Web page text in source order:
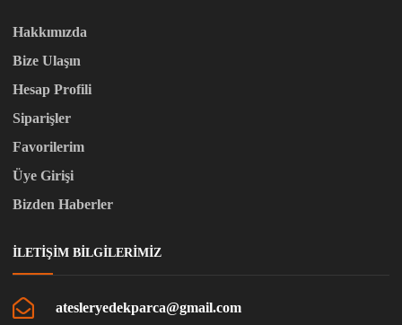
Hakkımızda
Bize Ulaşın
Hesap Profili
Siparişler
Favorilerim
Üye Girişi
Bizden Haberler
İLETIŞIM BILGILERIMIZ
atesleryedekparca@gmail.com